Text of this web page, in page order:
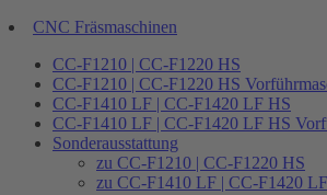
CNC Fräsmaschinen
CC-F1210 | CC-F1220 HS
CC-F1210 | CC-F1220 HS
CC-F1410 LF | CC-F1420 LF HS
CC-F1410 LF | CC-F1420 LF HS
Sonderausstattung
zu CC-F1210 | CC-F1220 HS
zu CC-F1410 LF | CC-F1420